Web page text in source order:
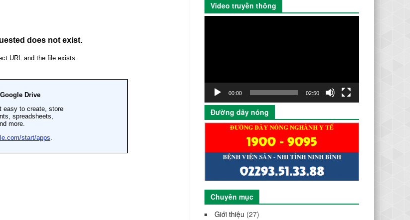
Video truyền thông
00:00 02:50
Đường dây nóng
Chuyên mục
Giới thiệu (27)